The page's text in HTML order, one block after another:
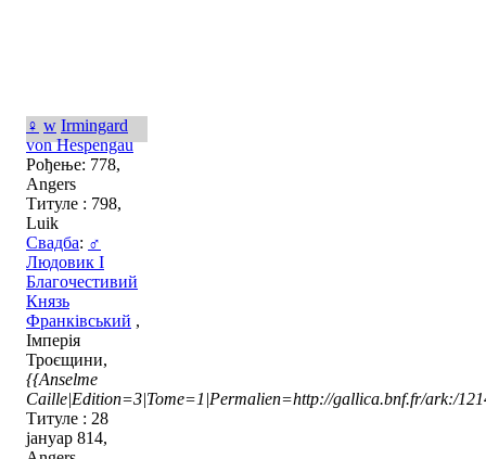
♀ w Irmingard
von Hespengau
Рођење: 778,
Angers
Титуле : 798,
Luik
Свадба: ♂
Людовик I
Благочестивий
Князь
Франківський ,
Імперія
Троєщини,
{{Anselme
Caille|Edition=3|Tome=1|Permalien=http://gallica.bnf.fr/ark:/
Титуле : 28
јануар 814,